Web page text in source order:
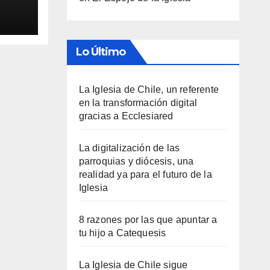
Lo Último
La Iglesia de Chile, un referente
en la transformación digital
gracias a Ecclesiared
La digitalización de las
parroquias y diócesis, una
realidad ya para el futuro de la
Iglesia
8 razones por las que apuntar a
tu hijo a Catequesis
La Iglesia de Chile sigue